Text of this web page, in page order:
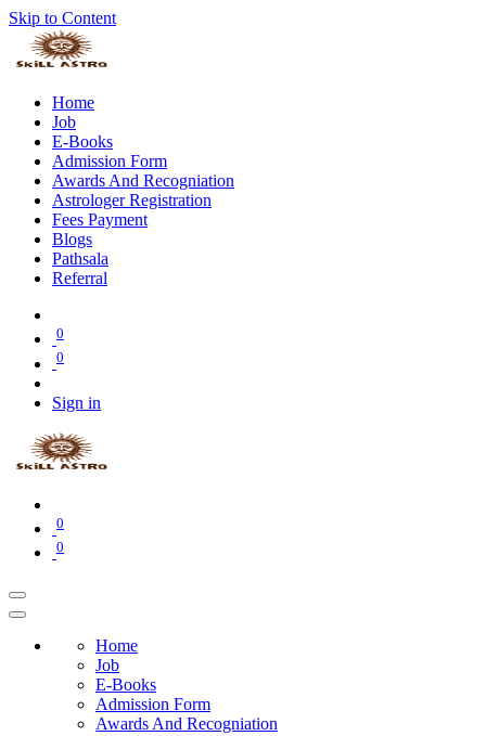
Skip to Content
Home
Job
E-Books
Admission Form
Awards And Recogniation
Astrologer Registration
Fees Payment
Blogs
Pathsala
Referral
0
0
Sign in
0
0
Home
Job
E-Books
Admission Form
Awards And Recogniation